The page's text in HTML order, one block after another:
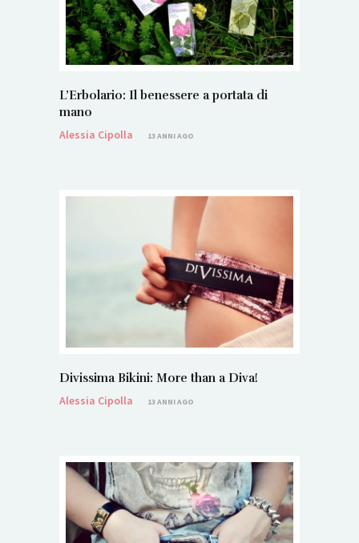
L’Erbolario: Il benessere a portata di
mano
Alessia Cipolla
13 ANNI AGO
Divissima Bikini: More than a Diva!
Alessia Cipolla
13 ANNI AGO